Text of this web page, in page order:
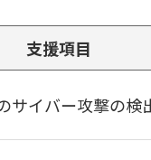
支援項目
サイバー攻撃の検